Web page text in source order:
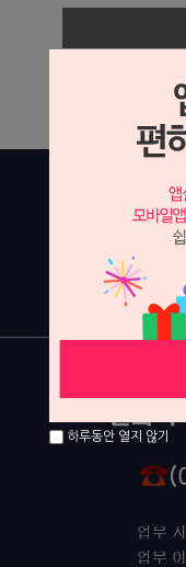
하루동안 열지 않기